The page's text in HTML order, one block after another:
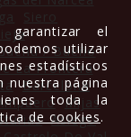
/ Bueño
La Frontera
Barcelona
Mijas
Asiego
garantizar el
utilizar
estadísticos
nuestra página
toda la
de cookies.